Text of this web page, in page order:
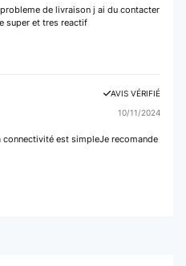
de livraison j ai du contacter
super et tres reactif
AVIS VÉRIFIÉ
10/11/2024
connectivité est simpleJe recomande